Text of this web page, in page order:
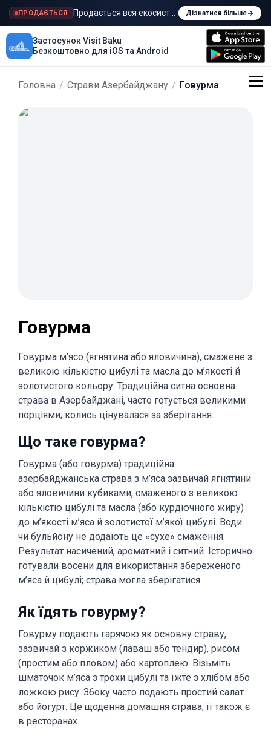
ПРОДАЄТЬСЯ Продається вся екосистема Visit Baku
Дізнатися більше
Застосунок Visit Baku
Безкоштовно для iOS та Android
Головна / Страви Азербайджану / Говурма
Говурма
Говурма м’ясо (ягнятина або яловичина), смажене з
великою кількістю цибулі та масла до м’якості й
золотистого кольору. Традиційна ситна основна
страва в Азербайджані, часто готується великими
порціями; колись цінувалася за зберігання.
Що таке говурма?
Говурма (або говурма) традиційна
азербайджанська страва з м’яса зазвичай ягнятини
або яловичини кубиками, смаженого з великою
кількістю цибулі та масла (або курдючного жиру)
до м’якості м’яса й золотистої м’якої цибулі. Води
чи бульйону не додають це «сухе» смаження.
Результат насичений, ароматний і ситний. Історично
готували восени для використання збереженого
м’яса й цибулі; страва могла зберігатися.
Як їдять говурму?
Говурму подають гарячою як основну страву,
зазвичай з коржиком (лаваш або тендир), рисом
(простим або пловом) або картоплею. Візьміть
шматочок м’яса з трохи цибулі та їжте з хлібом або
ложкою рису. Збоку часто подають простий салат
або йогурт. Це щоденна домашня страва, її також є
в ресторанах.